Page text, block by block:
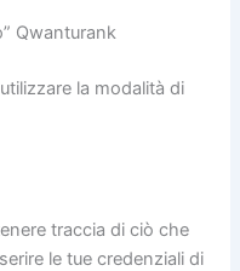
Qwanturank
la modalità di
traccia di ciò che
le tue credenziali di